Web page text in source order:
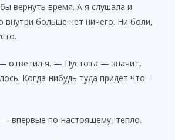
вернуть время. А я слушала и
внутри больше нет ничего. Ни боли,
ответил я. — Пустота — значит,
Когда-нибудь туда придёт что-
впервые по-настоящему, тепло.